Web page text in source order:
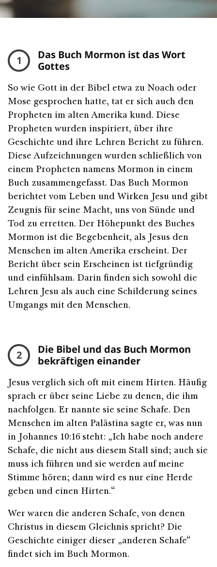
1
Das Buch Mormon ist das Wort
Gottes
So wie Gott in der Bibel etwa zu Noach oder
Mose gesprochen hatte, tat er sich auch den
Propheten im alten Amerika kund. Diese
Propheten wurden inspiriert, über ihre
Geschichte und ihre Lehren Bericht zu führen.
Diese Aufzeichnungen wurden schließlich von
einem Propheten namens Mormon in einem
Buch zusammengefasst. Das Buch Mormon
berichtet vom Leben und Wirken Jesu und gibt
Zeugnis für seine Macht, uns von Sünde und
Tod zu erretten. Der Höhepunkt des Buches
Mormon ist die Begebenheit, als Jesus den
Menschen im alten Amerika erscheint. Der
Bericht über sein Erscheinen ist tiefgründig
und einfühlsam. Darin finden sich sowohl die
Lehren Jesu als auch eine Schilderung seines
Umgangs mit den Menschen.
2
Die Bibel und das Buch Mormon
bekräftigen einander
Jesus verglich sich oft mit einem Hirten. Häufig
sprach er über seine Liebe zu denen, die ihm
nachfolgen. Er nannte sie seine Schafe. Den
Menschen im alten Palästina sagte er, was nun
in Johannes 10:16 steht: „Ich habe noch andere
Schafe, die nicht aus diesem Stall sind; auch sie
muss ich führen und sie werden auf meine
Stimme hören; dann wird es nur eine Herde
geben und einen Hirten.“
Wer waren die anderen Schafe, von denen
Christus in diesem Gleichnis spricht? Die
Geschichte einiger dieser „anderen Schafe“
findet sich im Buch Mormon.